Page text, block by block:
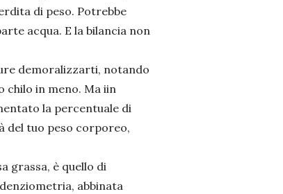
di peso. Potrebbe
acqua. E la bilancia non
demoralizzarti, notando
chilo in meno. Ma iin
la percentuale di
del tuo peso corporeo,
grassa, è quello di
abbinata